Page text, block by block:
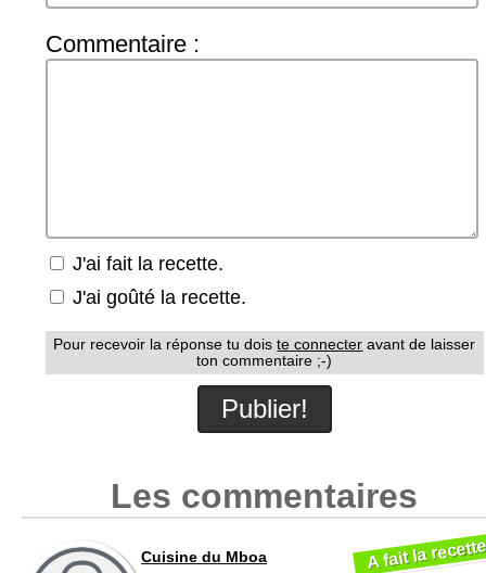
Commentaire :
J'ai fait la recette.
J'ai goûté la recette.
Pour recevoir la réponse tu doiste connecter avant de laisser
ton commentaire ;-)
Les commentaires
Cuisine du Mboa A fait la